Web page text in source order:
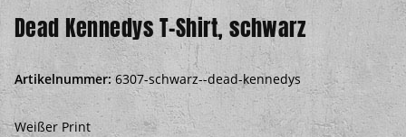
Dead Kennedys T-Shirt, schwarz
Artikelnummer:6307-schwarz--dead-kennedys
Weißer Print